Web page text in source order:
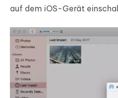
auf dem iOS-Gerät